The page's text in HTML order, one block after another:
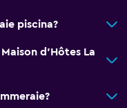
piscina?
d'Hôtes La